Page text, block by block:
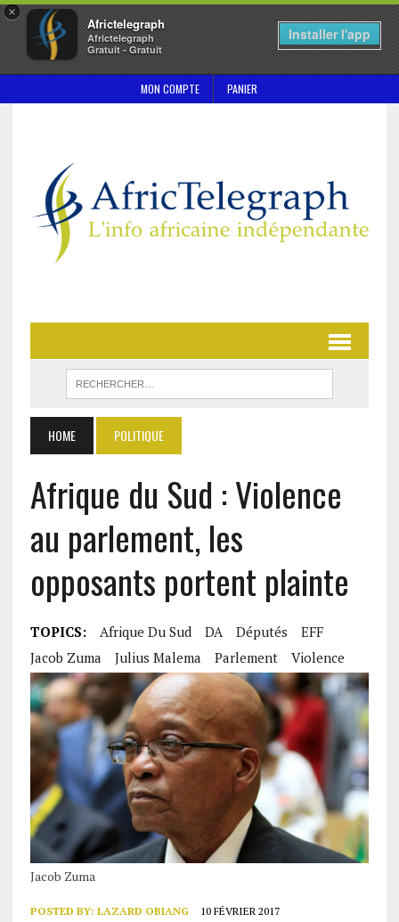
×
Africtelegraph
Africtelegraph
Gratuit - Gratuit
Installer l'app
MON COMPTE PANIER
HOME POLITIQUE
Afrique du Sud : Violence
au parlement, les
opposants portent plainte
TOPICS: Afrique Du Sud DA Députés
EFF
Jacob Zuma
Julius Malema Parlement Violence
Jacob Zuma
POSTED BY: LAZARD OBIANG 10 FÉVRIER 2017